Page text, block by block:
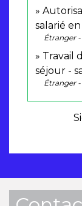
salarié
Étranger
Travail
séjour -
Étranger